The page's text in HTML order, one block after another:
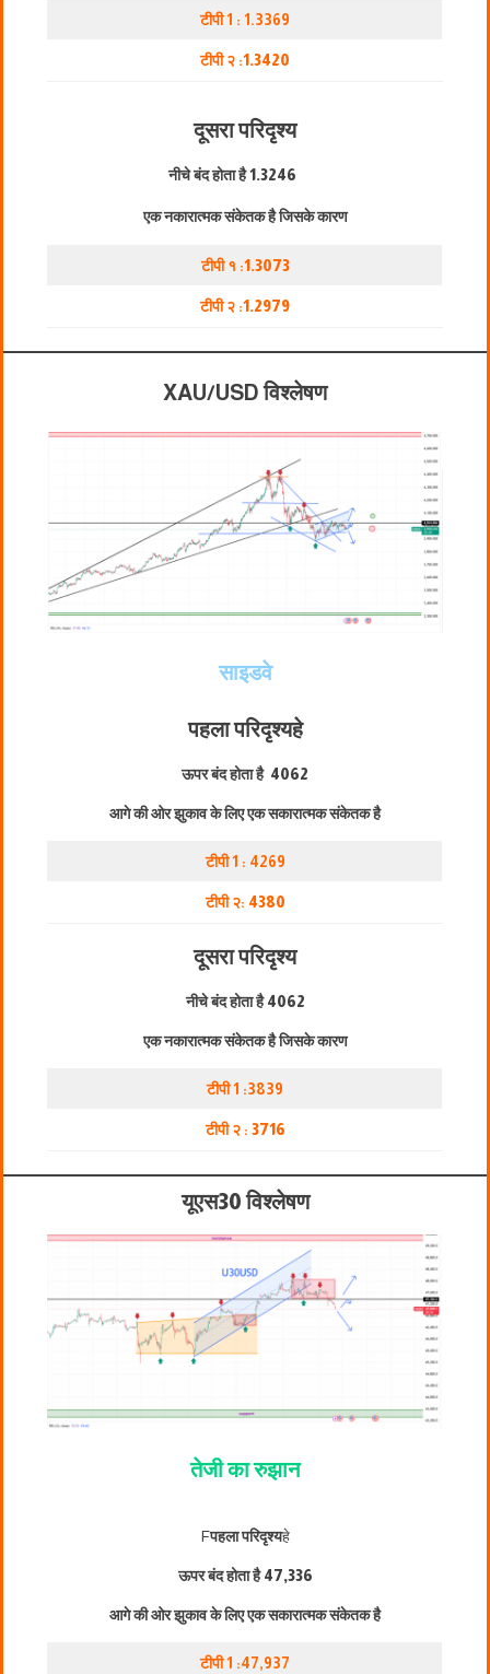
टीपी 1 : 1.3369
टीपी २ :1.3420
दूसरा परिदृश्य
नीचे बंद होता है1.3246
एक नकारात्मक संकेतक है जिसके कारण
टीपी १ :1.3073
टीपी २ :1.2979
XAU/USD विश्लेषण
साइडवे
पहला परिदृश्यहे
ऊपर बंद होता है 4062
आगे की ओर झुकाव के लिए एक सकारात्मक संकेतक है
टीपी 1 : 4269
टीपी २: 4380
दूसरा परिदृश्य
नीचे बंद होता है4062
एक नकारात्मक संकेतक है जिसके कारण
टीपी 1 :3839
टीपी २ : 3716
यूएस30 विश्लेषण
तेजी का रुझान
Fपहला परिदृश्यहे
ऊपर बंद होता है47,336
आगे की ओर झुकाव के लिए एक सकारात्मक संकेतक है
टीपी 1 :47,937